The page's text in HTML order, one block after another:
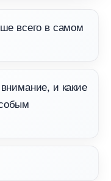
всего в самом
и какие